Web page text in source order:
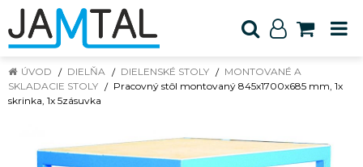
ÚVOD DIELŇA DIELENSKÉ STOLY
MONTOVANÉ A
SKLADACIE STOLY
Pracovný stôl montovaný 845x1700x685 mm, 1x
skrinka, 1x 5zásuvka